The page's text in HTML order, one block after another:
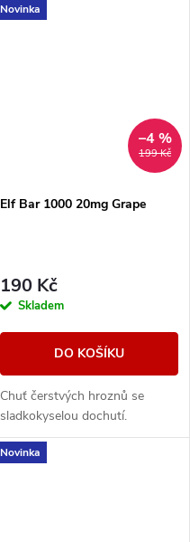
Novinka
199 Kč
–4 %
Elf Bar 1000 20mg Grape
190 Kč
Skladem
DO KOŠÍKU
Chuť čerstvých hroznů se
sladkokyselou dochutí.
Novinka